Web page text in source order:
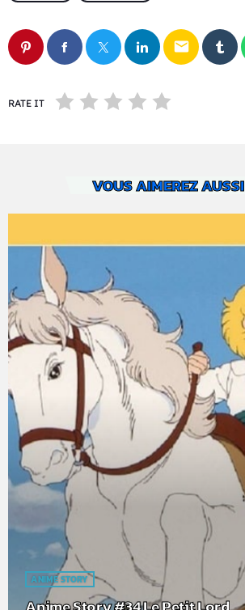
email
RATE IT
VOUS AIMEREZ AUSSI
ANIME STORY